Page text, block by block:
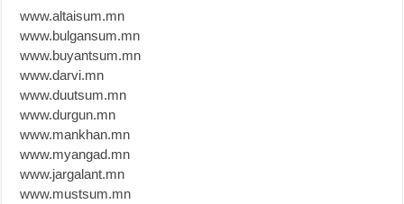
www.altaisum.mn
www.bulgansum.mn
www.buyantsum.mn
www.darvi.mn
www.duutsum.mn
www.durgun.mn
www.mankhan.mn
www.myangad.mn
www.jargalant.mn
www.mustsum.mn